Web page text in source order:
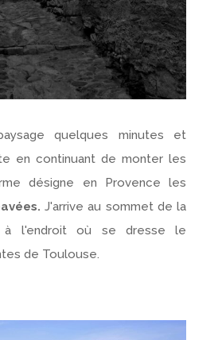
quelques minutes et
en continuant de monter les
désigne en Provence les
J'arrive au sommet de la
à l'endroit où se dresse le
de Toulouse.